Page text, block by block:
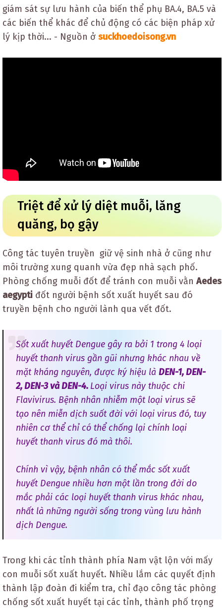
giám sát sự lưu hành của biến thể phụ BA.4, BA.5 và
các biến thể khác để chủ động có các biện pháp xử
lý kịp thời... - Nguồn ở suckhoedoisong.vn
Triệt để xử lý diệt muỗi, lăng
quăng, bọ gậy
Công tác tuyên truyền giữ vệ sinh nhà ở cũng như
môi trường xung quanh vừa đẹp nhà sạch phố.
Phòng chống muỗi đốt để tránh con muỗi vằn Aedes
aegypti đốt người bệnh sốt xuất huyết sau đó
truyền bệnh cho người lành qua vết đốt.
Sốt xuất huyết Dengue gây ra bởi 1 trong 4 loại
huyết thanh virus gần gũi nhưng khác nhau về
mặt kháng nguyên, được ký hiệu là DEN-1, DEN-
2, DEN-3 và DEN-4. Loại virus này thuộc chi
Flavivirus. Bệnh nhân nhiễm một loại virus sẽ
tạo nên miễn dịch suốt đời với loại virus đó, tuy
nhiên cơ thể chỉ có thể chống lại chính loại
huyết thanh virus đó mà thôi.
Chính vì vậy, bệnh nhân có thể mắc sốt xuất
huyết Dengue nhiều hơn một lần trong đời do
mắc phải các loại huyết thanh virus khác nhau,
nhất là những người sống trong vùng lưu hành
dịch Dengue.
Trong khi các tỉnh thành phía Nam vật lộn với mấy
con muỗi sốt xuất huyết. Nhiều lắm các quyết định
thành lập đoàn đi kiểm tra, chỉ đạo công tác phòng
chống sốt xuất huyết tại các tỉnh, thành phố trọng